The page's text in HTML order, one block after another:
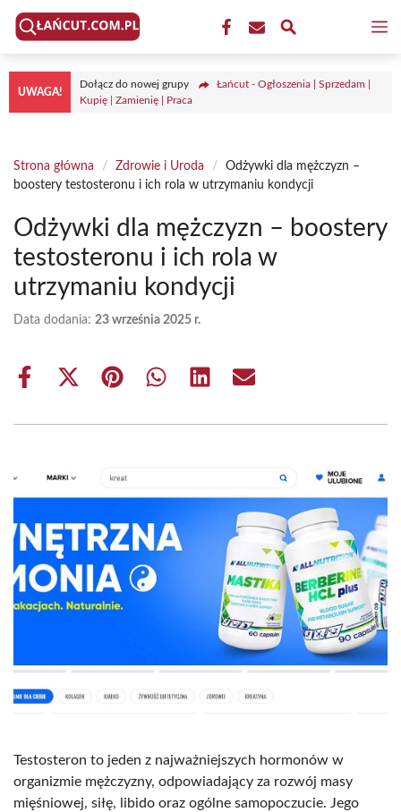
Przejdź
treści
UWAGA!
Dołącz do nowej grupy
Łańcut - Ogłoszenia | Sprzedam |
Kupię | Zamienię | Praca
Strona główna / Zdrowie i Uroda /
Odżywki dla mężczyzn –
boostery testosteronu i ich rola w utrzymaniu kondycji
Odżywki dla mężczyzn – boostery
testosteronu i ich rola w
utrzymaniu kondycji
Data dodania: 23 września 2025 r.
Share
Share
(Twitter)
Share Share Share Share
Testosteron to jeden z najważniejszych hormonów w
organizmie mężczyzny, odpowiadający za rozwój masy
mięśniowej, siłę, libido oraz ogólne samopoczucie. Jego